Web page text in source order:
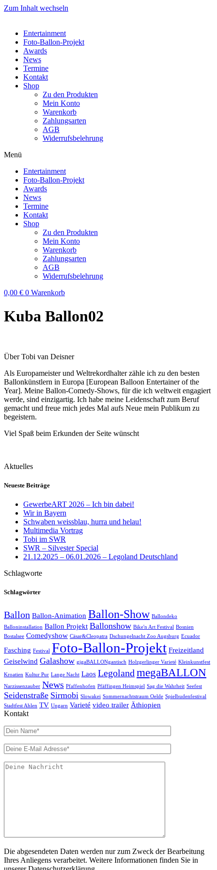
Zum Inhalt wechseln
Entertainment
Foto-Ballon-Projekt
Awards
News
Termine
Kontakt
Shop
Zu den Produkten
Mein Konto
Warenkorb
Zahlungsarten
AGB
Widerrufsbelehrung
Menü
Entertainment
Foto-Ballon-Projekt
Awards
News
Termine
Kontakt
Shop
Zu den Produkten
Mein Konto
Warenkorb
Zahlungsarten
AGB
Widerrufsbelehrung
0,00 € 0 Warenkorb
Kuba Ballon02
Über Tobi van Deisner
Als Europameister und Weltrekordhalter zähle ich zu den besten
Ballonkünstlern in Europa [European Balloon Entertainer of the
Year]. Meine Ballon-Comedy-Shows, für die ich weltweit engagiert
werde, sind einzigartig. Ich habe meine Leidenschaft zum Beruf
gemacht und freue mich jedes Mal aufs Neue mein Publikum zu
begeistern.
Viel Spaß beim Erkunden der Seite wünscht
Aktuelles
Neueste Beiträge
GewerbeART 2026 – Ich bin dabei!
Wir in Bayern
Schwaben weissblau, hurra und helau!
Multimedia Vortrag
Tobi im SWR
SWR – Silvester Special
21.12.2025 – 06.01.2026 – Legoland Deutschland
Schlagworte
Schlagwörter
Ballon Ballon-Animation Ballon-Show Ballondeko
Balloninstallation Ballon Projekt Ballonshow Bike'n Art Festival Bosnien
Bostalsee Comedyshow Cäsar&Cleopatra Dschungelnacht Zoo Augsburg Ecuador
Fasching Festival Foto-Ballon-Projekt Freizeitland
Geiselwind Galashow gigaBALLONgantisch Holzgerlinger Varieté Kleinkunstfest
Kroatien Kultur Pur Lange Nacht Laos Legoland megaBALLON
Narzissenzauber News Pfaffenhofen Pfäffingen Heimspiel Sag die Wahrheit Seefest
Seidenstraße Sirmobi Slowakei Sommernachtstraum Oelde Spielbudenfestival
Stadtfest Ahlen TV Ungarn Varieté video trailer Äthiopien
Kontakt
Die abgesendeten Daten werden nur zum Zweck der Bearbeitung
Ihres Anliegens verarbeitet. Weitere Informationen finden Sie in